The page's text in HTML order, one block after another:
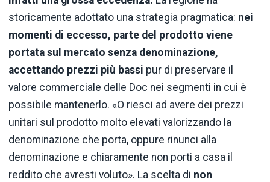
storicamente adottato una strategia pragmatica: nei
momenti di eccesso, parte del prodotto viene
portata sul mercato senza denominazione,
accettando prezzi più bassi pur di preservare il
valore commerciale delle Doc nei segmenti in cui è
possibile mantenerlo. «O riesci ad avere dei prezzi
unitari sul prodotto molto elevati valorizzando la
denominazione che porta, oppure rinunci alla
denominazione e chiaramente non porti a casa il
reddito che avresti voluto». La scelta di non